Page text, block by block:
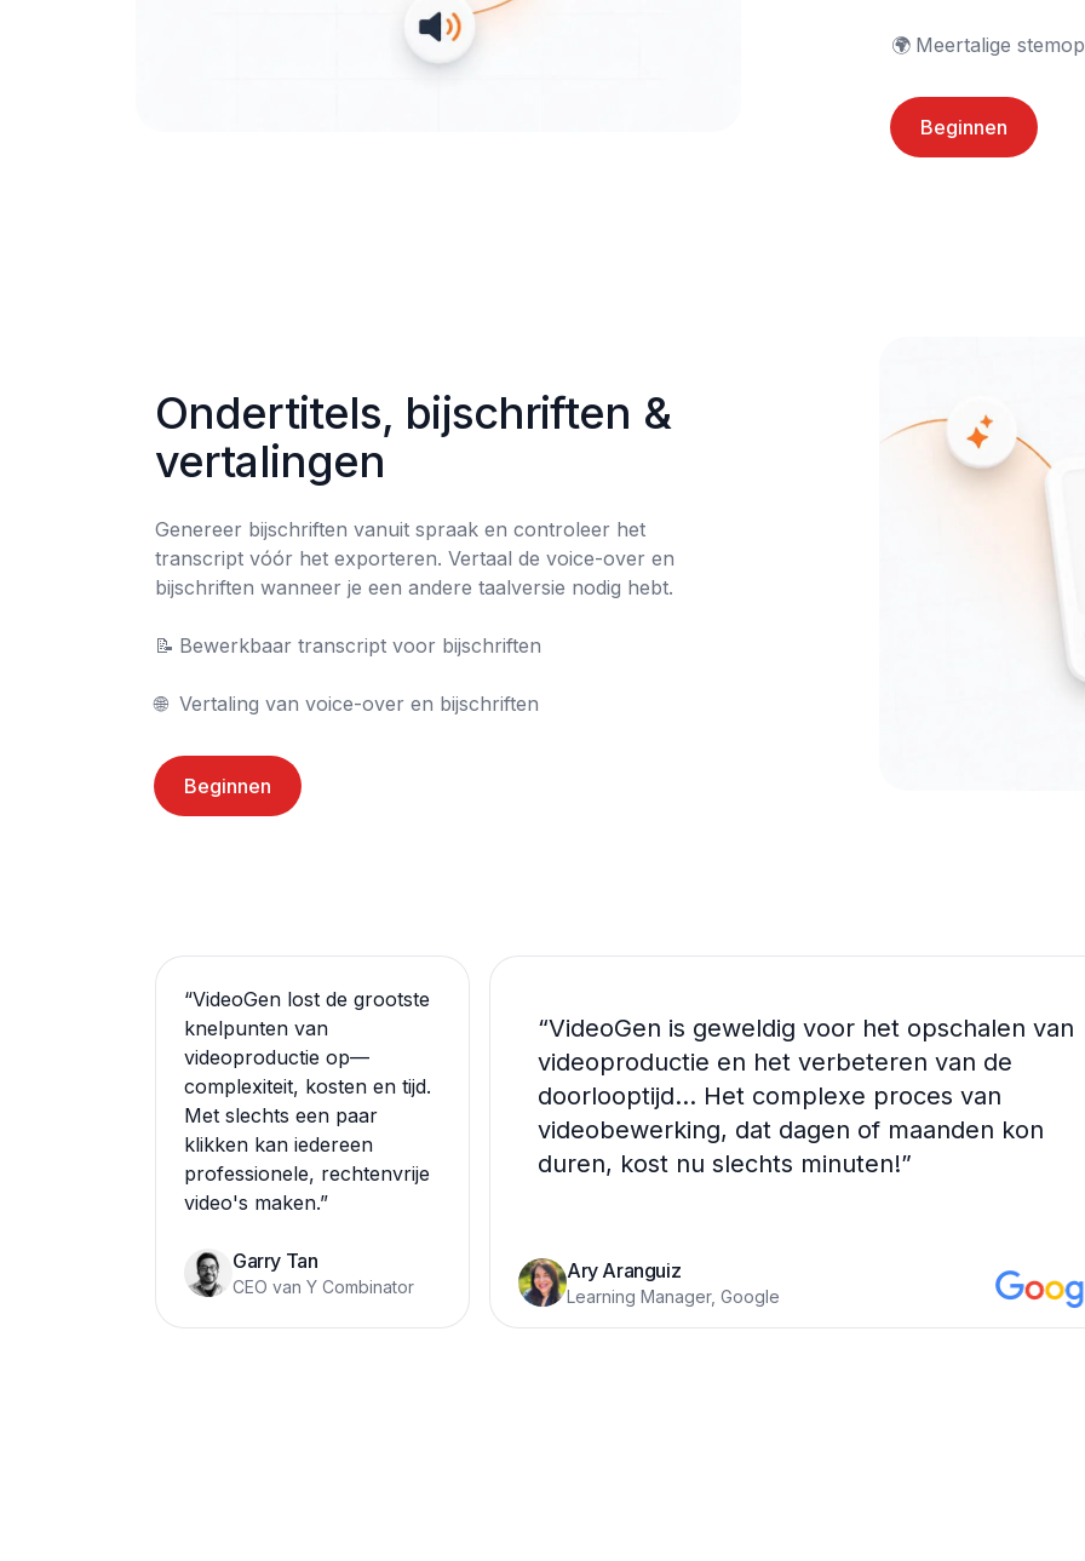
🌍	Meertalige
Beginnen
Ondertitels, bijschriften &
vertalingen
Genereer bijschriften vanuit spraak en controleer het
transcript vóór het exporteren. Vertaal de voice-over en
bijschriften wanneer je een andere taalversie nodig hebt.
📝	Bewerkbaar transcript voor bijschriften
🌐	Vertaling van voice-over en bijschriften
Beginnen
“VideoGen is geweldig voor het opschalen van
videoproductie en het verbeteren van de
doorlooptijd... Het complexe proces van
videobewerking, dat dagen of maanden kon
duren, kost nu slechts minuten!”
Ary Aranguiz
Learning Manager, Google
“VideoGen lost de grootste
knelpunten van
videoproductie op—
complexiteit, kosten en tijd.
Met slechts een paar
klikken kan iedereen
professionele, rechtenvrije
video's maken.”
Garry Tan
CEO van Y Combinator